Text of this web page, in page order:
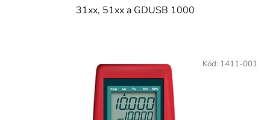
31xx, 51xx a GDUSB 1000
Kód: 1411-001